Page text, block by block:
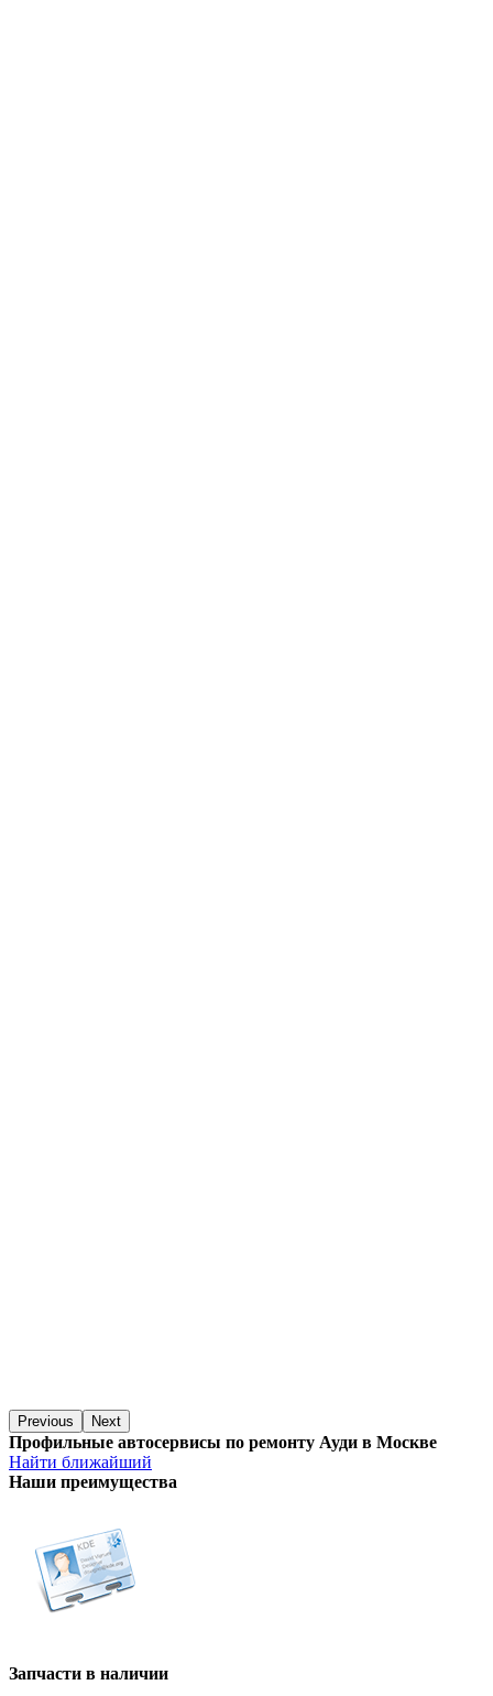
Previous Next
Профильные автосервисы по ремонту Ауди в Москве
Найти ближайший
Наши преимущества
Запчасти в наличии